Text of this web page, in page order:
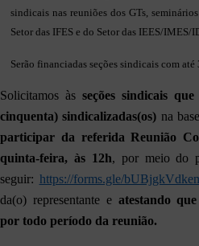
sindicais nas reuniões dos GTs,
Setor das IFES e do Setor das IEES/IMES/
Serão financiadas seções sindicais com até
Solicitamos às seções sindicais
cinquenta) sindicalizadas(os) na
participar da referida Reunião
quinta-feira, às 12h, por meio do
seguir: https://forms.gle/
da(o) representante e atestando
por todo período da reunião.